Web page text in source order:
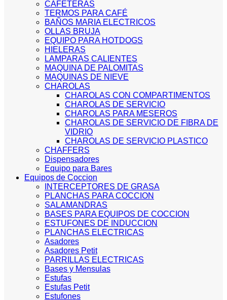
CAFETERAS
TERMOS PARA CAFÉ
BAÑOS MARIA ELECTRICOS
OLLAS BRUJA
EQUIPO PARA HOTDOGS
HIELERAS
LAMPARAS CALIENTES
MAQUINA DE PALOMITAS
MAQUINAS DE NIEVE
CHAROLAS
CHAROLAS CON COMPARTIMENTOS
CHAROLAS DE SERVICIO
CHAROLAS PARA MESEROS
CHAROLAS DE SERVICIO DE FIBRA DE
VIDRIO
CHAROLAS DE SERVICIO PLASTICO
CHAFFERS
Dispensadores
Equipo para Bares
Equipos de Coccion
INTERCEPTORES DE GRASA
PLANCHAS PARA COCCION
SALAMANDRAS
BASES PARA EQUIPOS DE COCCION
ESTUFONES DE INDUCCION
PLANCHAS ELECTRICAS
Asadores
Asadores Petit
PARRILLAS ELECTRICAS
Bases y Mensulas
Estufas
Estufas Petit
Estufones